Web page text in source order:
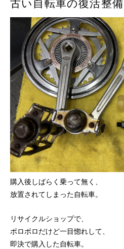
古い自転車の復活整備
購入後しばらく乗って無く、
放置されてしまった自転車。
リサイクルショップで、
ボロボロだけど一目惚れして、
即決で購入した自転車。